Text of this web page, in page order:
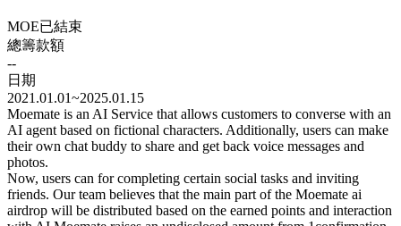
MOE已結束
總籌款額
--
日期
2021.01.01~2025.01.15
Moemate is an AI Service that allows customers to converse with an
AI agent based on fictional characters. Additionally, users can make
their own chat buddy to share and get back voice messages and
photos.
Now, users can for completing certain social tasks and inviting
friends. Our team believes that the main part of the Moemate ai
airdrop will be distributed based on the earned points and interaction